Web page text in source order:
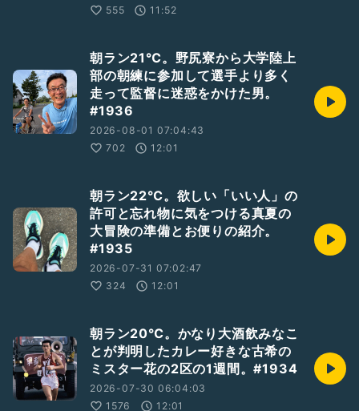
555
11:52
朝ラン21℃。野尻寮から大学陸上
部の朝練に参加して選手より多く
走って監督に迷惑をかけた男。
#1936
2026-08-01 07:04:43
702
12:01
朝ラン22℃。欲しい「いい人」の
許可と忘れ物に気をつける真夏の
大冒険の準備とお便りの紹介。
#1935
2026-07-31 07:02:47
324
12:01
朝ラン20℃。かなり大酒飲みなこ
とが判明したカレー好きな古希の
ミスター花の2区の1週間。#1934
2026-07-30 06:04:03
1576
12:01